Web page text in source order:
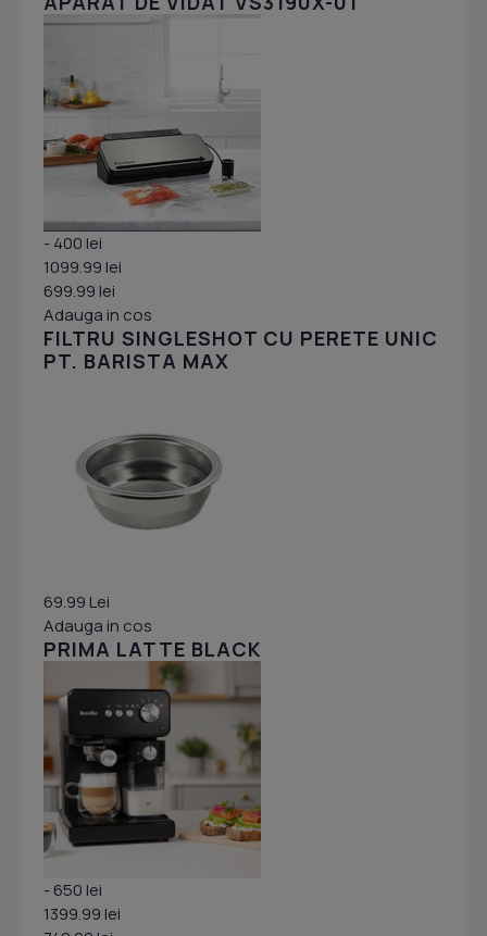
- 400 lei
1099.99 lei
699.99 lei
Adauga in cos
FILTRU SINGLESHOT CU PERETE UNIC
PT. BARISTA MAX
69.99 Lei
Adauga in cos
PRIMA LATTE BLACK
- 650 lei
1399.99 lei